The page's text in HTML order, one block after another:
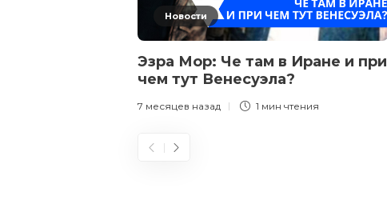
Новости
Эзра Мор: Че там в Иране и при
чем тут Венесуэла?
7 месяцев назад 1 мин чтения